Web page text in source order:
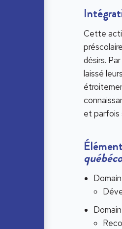
Cette
désirs.
laissé
et parfois